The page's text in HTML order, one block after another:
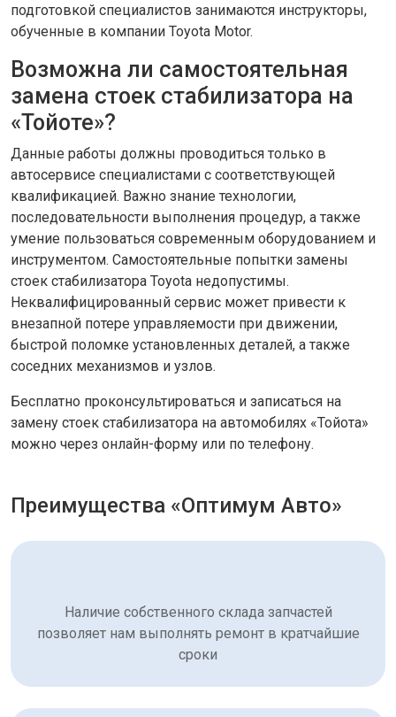
подготовкой специалистов занимаются инструкторы,
обученные в компании Toyota Motor.
Возможна ли самостоятельная
замена стоек стабилизатора на
«Тойоте»?
Данные работы должны проводиться только в
автосервисе специалистами с соответствующей
квалификацией. Важно знание технологии,
последовательности выполнения процедур, а также
умение пользоваться современным оборудованием и
инструментом. Самостоятельные попытки замены
стоек стабилизатора Toyota недопустимы.
Неквалифицированный сервис может привести к
внезапной потере управляемости при движении,
быстрой поломке установленных деталей, а также
соседних механизмов и узлов.
Бесплатно проконсультироваться и записаться на
замену стоек стабилизатора на автомобилях «Тойота»
можно через онлайн-форму или по телефону.
Преимущества «Оптимум Авто»
Наличие собственного склада запчастей
позволяет нам выполнять ремонт в кратчайшие
сроки